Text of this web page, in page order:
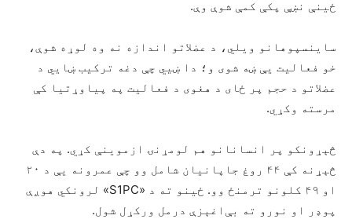
ځینې نښې پکې کمې شوې وې.
ساینسپوهانو ویلي، د عضلاتو اندازه نه وه لوړه شوې،
خو فعالیت یې ښه شوی و؛ دا ښيي چې دغه ترکیب ښايي د
عضلاتو د حجم پر ځای د هغوی د فعالیت په پیاوړتیا کې
مرسته وکړي.
څېړونکو پر انسانانو هم لومړنۍ ازموینې کړي. په دې
څېړنه کې ۴۴ روغ جاپانيان شامل وو چې عمرونه یې د ۲۰
او ۴۹ کلونو ترمنځ وو. ځینو ته د «S1PC» لرونکي هوږې
پوډر او نورو ته بې‌اغېزې درمل ورکړل شول.